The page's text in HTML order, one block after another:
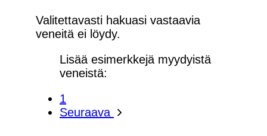
Valitettavasti hakuasi vastaavia
veneitä ei löydy.
Lisää esimerkkejä myydyistä
veneistä:
1
Seuraava